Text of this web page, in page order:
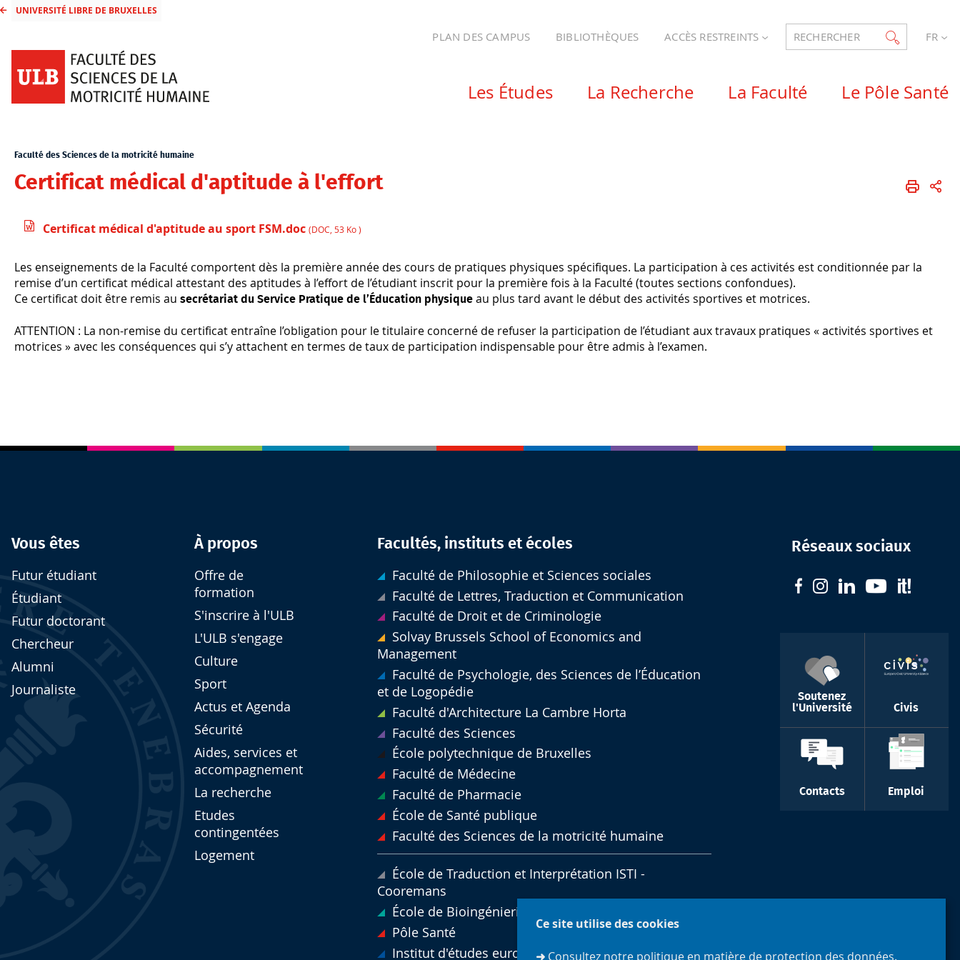
Ce site utilise des cookies
➜ Consultez notre politique en matière de protection des données.
UNIVERSITÉ LIBRE DE BRUXELLES
PLAN DES CAMPUS BIBLIOTHÈQUES ACCÈS RESTREINTS RECHERCHER FR
Les Études La Recherche La Faculté Le Pôle Santé
Faculté des Sciences de la motricité humaine
Certificat médical d'aptitude à l'effort
Certificat médical d'aptitude au sport FSM.doc (DOC, 53 Ko )
Les enseignements de la Faculté comportent dès la première année des cours de pratiques physiques spécifiques. La participation à ces activités est conditionnée par la
remise d’un certificat médical attestant des aptitudes à l’effort de l’étudiant inscrit pour la première fois à la Faculté (toutes sections confondues).
Ce certificat doit être remis au secrétariat du Service Pratique de l’Éducation physique au plus tard avant le début des activités sportives et motrices.
ATTENTION : La non-remise du certificat entraîne l’obligation pour le titulaire concerné de refuser la participation de l’étudiant aux travaux pratiques « activités sportives et
motrices » avec les conséquences qui s’y attachent en termes de taux de participation indispensable pour être admis à l’examen.
Vous êtes
Futur étudiant
Étudiant
Futur doctorant
Chercheur
Alumni
Journaliste
À propos
Offre de
formation
S'inscrire à l'ULB
L'ULB s'engage
Culture
Sport
Actus et Agenda
Sécurité
Aides, services et
accompagnement
La recherche
Etudes
contingentées
Logement
Facultés, instituts et écoles
Faculté de Philosophie et Sciences sociales
Faculté de Lettres, Traduction et Communication
Faculté de Droit et de Criminologie
Solvay Brussels School of Economics and
Management
Faculté de Psychologie, des Sciences de l’Éducation
et de Logopédie
Faculté d'Architecture La Cambre Horta
Faculté des Sciences
École polytechnique de Bruxelles
Faculté de Médecine
Faculté de Pharmacie
École de Santé publique
Faculté des Sciences de la motricité humaine
École de Traduction et Interprétation ISTI -
Cooremans
École de Bioingénierie de Bruxelles
Pôle Santé
Institut d'études européennes
Réseaux sociaux
Soutenez
l'Université
Civis
Contacts Emploi